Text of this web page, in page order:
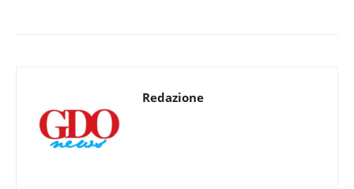
Redazione